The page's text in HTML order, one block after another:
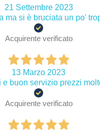
21 Settembre 2023
ma si è bruciata un po'
Acquirente verificato
13 Marzo 2023
e buon servizio prezzi
Acquirente verificato